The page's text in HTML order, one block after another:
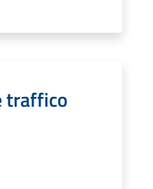
traffico